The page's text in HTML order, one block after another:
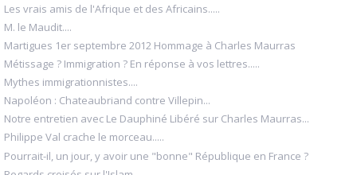
Les vrais amis de l'Afrique et des Africains.....
M. le Maudit....
Martigues 1er septembre 2012 Hommage à Charles Maurras
Métissage ? Immigration ? En réponse à vos lettres.....
Mythes immigrationnistes....
Napoléon : Chateaubriand contre Villepin...
Notre entretien avec Le Dauphiné Libéré sur Charles Maurras...
Philippe Val crache le morceau.....
Pourrait-il, un jour, y avoir une "bonne" République en France ?